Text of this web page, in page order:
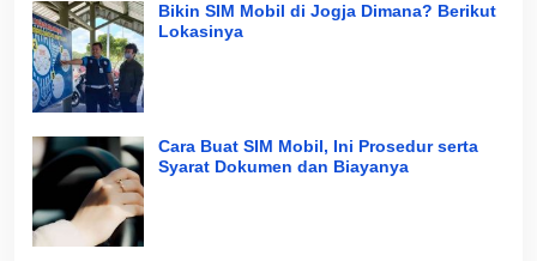
Bikin SIM Mobil di Jogja Dimana? Berikut
Lokasinya
Cara Buat SIM Mobil, Ini Prosedur serta
Syarat Dokumen dan Biayanya